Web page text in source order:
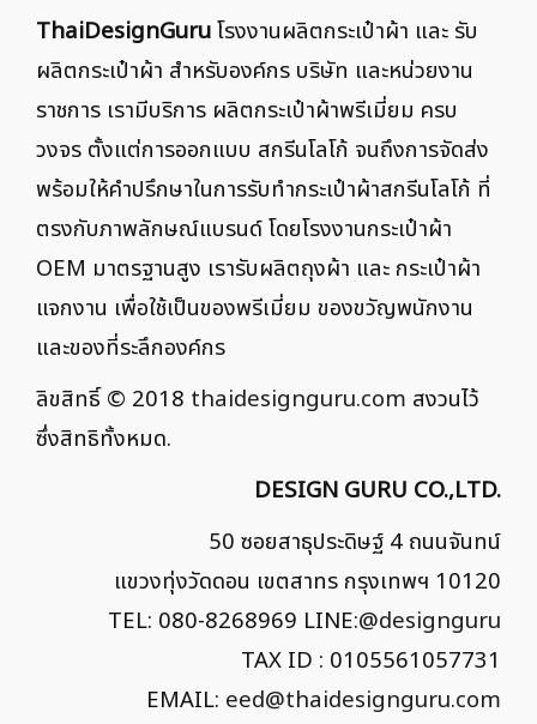
ThaiDesignGuruโรงงานผลิตกระเป๋าผ้า และ รับ
ผลิตกระเป๋าผ้า สำหรับองค์กร บริษัท และหน่วยงาน
ราชการ เรามีบริการ ผลิตกระเป๋าผ้าพรีเมี่ยม ครบ
วงจร ตั้งแต่การออกแบบ สกรีนโลโก้ จนถึงการจัดส่ง
พร้อมให้คำปรึกษาในการรับทำกระเป๋าผ้าสกรีนโลโก้ ที่
ตรงกับภาพลักษณ์แบรนด์ โดยโรงงานกระเป๋าผ้า
OEM มาตรฐานสูง เรารับผลิตถุงผ้า และ กระเป๋าผ้า
แจกงาน เพื่อใช้เป็นของพรีเมี่ยม ของขวัญพนักงาน
และของที่ระลึกองค์กร
ลิขสิทธิ์ © 2018 thaidesignguru.com สงวนไว้
ซึ่งสิทธิทั้งหมด.
DESIGN GURU CO.,LTD.
50 ซอยสาธุประดิษฐ์ 4 ถนนจันทน์
แขวงทุ่งวัดดอน เขตสาทร กรุงเทพฯ 10120
TEL: 080-8268969 LINE:@designguru
TAX ID : 0105561057731
EMAIL: eed@thaidesignguru.com